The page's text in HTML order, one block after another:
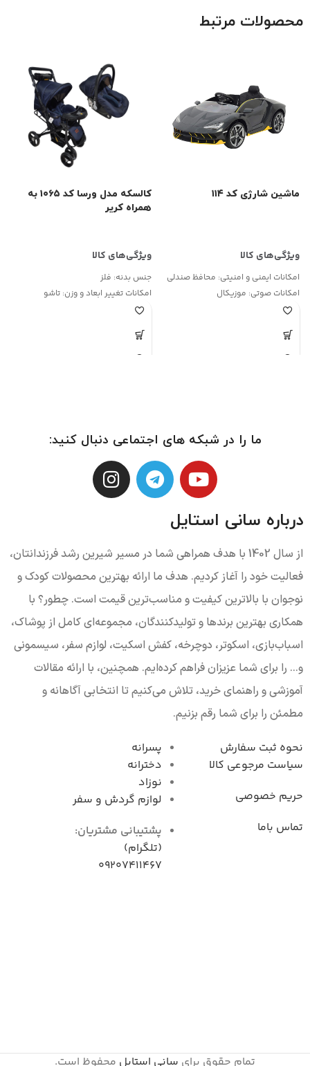
محصولات مرتبط
ماشین شارژی کد ۱۱۴
امکانات ایمنی و امنیتی: محافظ صندلی
امکانات صوتی: موزیکال
ویژگی‌های نوری:
نوع چرخ‌ها:
ویژگی بیشتر
کالسکه مدل ورسا کد ۱۰۶۵ به
همراه کریر
جنس بدنه: فلز
امکانات تغییر ابعاد و وزن: تاشو
ما را در شبکه های اجتماعی دنبال کنید:
درباره سانی استایل
از سال 1402 با هدف همراهی شما در مسیر شیرین رشد فرزندانتان،
فعالیت خود را آغاز کردیم. هدف ما ارائه بهترین محصولات کودک و
نوجوان با بالاترین کیفیت و مناسب‌ترین قیمت است. چطور؟ با
همکاری بهترین برندها و تولیدکنندگان، مجموعه‌ای کامل از پوشاک،
اسباب‌بازی، اسکوتر، دوچرخه، کفش اسکیت، لوازم سفر، سیسمونی
و... را برای شما عزیزان فراهم کرده‌ایم. همچنین، با ارائه مقالات
آموزشی و راهنمای خرید، تلاش می‌کنیم تا انتخابی آگاهانه و
مطمئن را برای شما رقم بزنیم.
نحوه ثبت سفارش
سیاست مرجوعی کال
حریم خصوصی
تماس باما
پسرانه
دخترانه
نوزاد
لوازم گردش و سفر
پشتیبانی مشتریان:
(تلگرام)
09207411467
تمام حقوق برای سانی استایل محفوظ است.